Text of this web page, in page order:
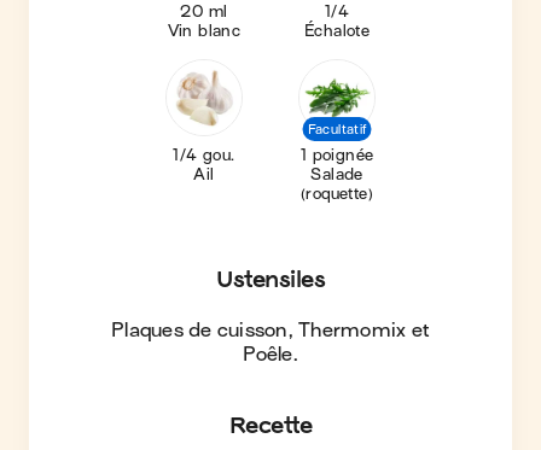
20 ml
Vin blanc
1/4
Échalote
1/4 gou.
Ail
Facultatif
1 poignée
Salade
(roquette)
Ustensiles
Plaques de cuisson, Thermomix et
Poêle.
Recette